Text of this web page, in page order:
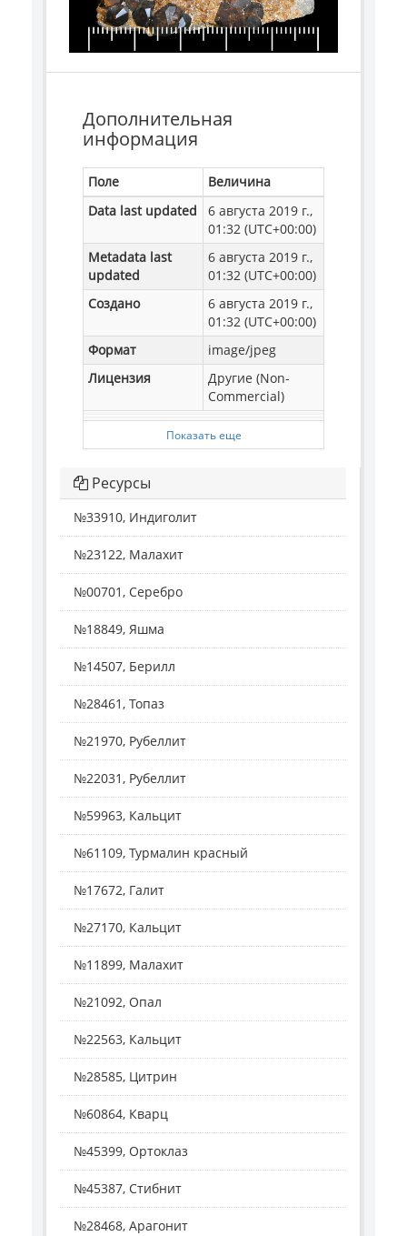
Дополнительная
информация
Поле
Величина
Data last updated
6 августа 2019 г.,
01:32 (UTC+00:00)
Metadata last
updated
6 августа 2019 г.,
01:32 (UTC+00:00)
Создано
6 августа 2019 г.,
01:32 (UTC+00:00)
Формат
image/jpeg
Лицензия
Другие (Non-
Commercial)
Показать еще
Ресурсы
№33910, Индиголит
№23122, Малахит
№00701, Серебро
№18849, Яшма
№14507, Берилл
№28461, Топаз
№21970, Рубеллит
№22031, Рубеллит
№59963, Кальцит
№61109, Турмалин красный
№17672, Галит
№27170, Кальцит
№11899, Малахит
№21092, Опал
№22563, Кальцит
№28585, Цитрин
№60864, Кварц
№45399, Ортоклаз
№45387, Стибнит
№28468, Арагонит